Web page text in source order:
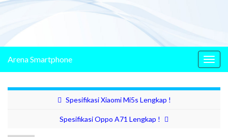
Arena Smartphone
Spesifikasi Xiaomi Mi5s Lengkap !
Spesifikasi Oppo A71 Lengkap !